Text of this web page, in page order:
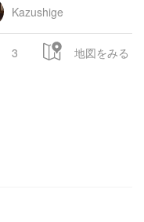
Kazushige
3 地図をみる